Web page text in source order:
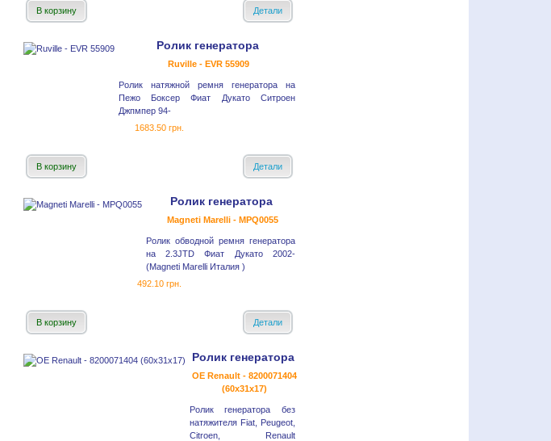
В корзину Детали
Ролик генератора
Ruville - EVR 55909
Ролик натяжной ремня генератора на
Пежо Боксер Фиат Дукато Ситроен
Джпмпер 94-
1683.50 грн.
В корзину Детали
Ролик генератора
Magneti Marelli - MPQ0055
Ролик обводной ремня генератора
на 2.3JTD Фиат Дукато 2002-
(Magneti Marelli Италия )
492.10 грн.
В корзину Детали
Ролик генератора
OE Renault - 8200071404
(60x31x17)
Ролик генератора без
натяжителя Fiat, Peugeot,
Citroen, Renault